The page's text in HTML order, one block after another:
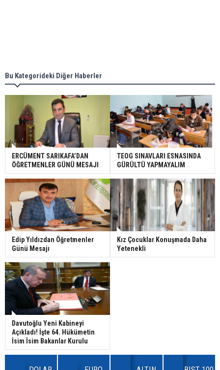
Bu Kategorideki Diğer Haberler
ERCÜMENT SARIKAFA’DAN
ÖĞRETMENLER GÜNÜ MESAJI
TEOG SINAVLARI ESNASINDA
GÜRÜLTÜ YAPMAYALIM
Edip Yıldızdan Öğretmenler
Günü Mesajı
Kız Çocuklar Konuşmada Daha
Yetenekli
Davutoğlu Yeni Kabineyi
Açıkladı! İşte 64. Hükümetin
İsim İsim Bakanlar Kurulu